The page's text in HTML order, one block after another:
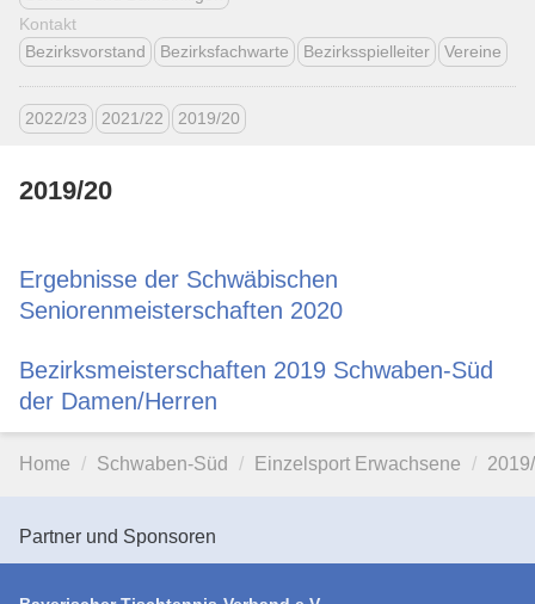
Kontakt
Bezirksvorstand
Bezirksfachwarte Bezirksspielleiter Vereine
2022/23 2021/22 2019/20
2019/20
Ergebnisse der Schwäbischen
Seniorenmeisterschaften 2020
Bezirksmeisterschaften 2019 Schwaben-Süd
der Damen/Herren
Home Schwaben-Süd Einzelsport Erwachsene
Partner und Sponsoren